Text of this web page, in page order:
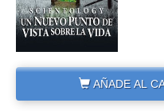
AÑADE AL